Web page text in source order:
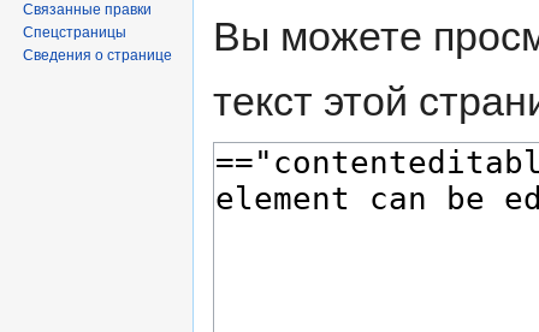
Вы можете
текст этой
Связанные правки
Спецстраницы
Сведения о странице